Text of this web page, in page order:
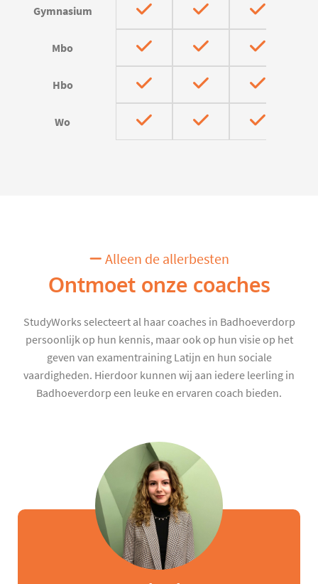
Gymnasium
Mbo
Hbo
Wo
Alleen de allerbesten
Ontmoet onze coaches
StudyWorks selecteert al haar coaches in Badhoeverdorp
persoonlijk op hun kennis, maar ook op hun visie op het
geven van examentraining Latijn en hun sociale
vaardigheden. Hierdoor kunnen wij aan iedere leerling in
Badhoeverdorp een leuke en ervaren coach bieden.